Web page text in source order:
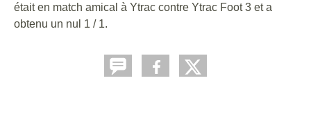
était en match amical à Ytrac contre Ytrac Foot 3 et a
obtenu un nul 1 / 1.